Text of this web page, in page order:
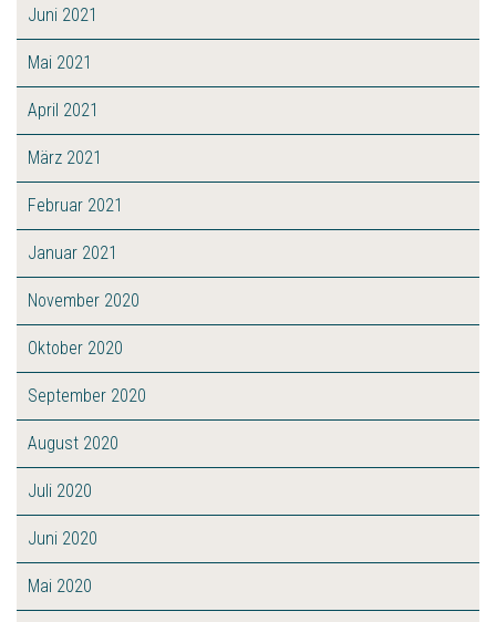
Juni 2021
Mai 2021
April 2021
März 2021
Februar 2021
Januar 2021
November 2020
Oktober 2020
September 2020
August 2020
Juli 2020
Juni 2020
Mai 2020